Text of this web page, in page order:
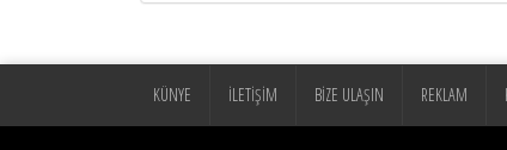
KÜNYE İLETİŞİM BİZE ULAŞIN REKLAM